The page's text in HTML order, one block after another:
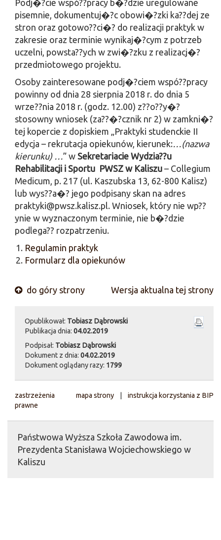
Podj�?cie wspó??pracy b�?dzie uregulowane
pisemnie, dokumentuj�?c obowi�?zki ka??dej ze
stron oraz gotowo??ci�? do realizacji praktyk w
zakresie oraz terminie wynikaj�?cym z potrzeb
uczelni, powsta??ych w zwi�?zku z realizacj�?
przedmiotowego projektu.
Osoby zainteresowane podj�?ciem wspó??pracy
powinny od dnia 28 sierpnia 2018 r. do dnia 5
wrze??nia 2018 r. (godz. 12.00) z??o??y�?
stosowny wniosek (za??�?cznik nr 2) w zamkni�?
tej kopercie z dopiskiem „Praktyki studenckie II
edycja – rekrutacja opiekunów, kierunek:…(nazwa
kierunku) …” w Sekretariacie Wydzia??u
Rehabilitacji i Sportu PWSZ w Kaliszu – Collegium
Medicum, p. 217 (ul. Kaszubska 13, 62-800 Kalisz)
lub wys??a�? jego podpisany skan na adres
praktyki@pwsz.kalisz.pl. Wniosek, który nie wp??
ynie w wyznaczonym terminie, nie b�?dzie
podlega?? rozpatrzeniu.
Regulamin praktyk
Formularz dla opiekunów
Wersja aktualna tej strony
do góry strony
Opublikował: Tobiasz Dąbrowski
Publikacja dnia: 04.02.2019
Podpisał: Tobiasz Dąbrowski
Dokument z dnia: 04.02.2019
Dokument oglądany razy: 1799
mapa strony instrukcja korzystania z BIP
zastrzeżenia
prawne
Państwowa Wyższa Szkoła Zawodowa im.
Prezydenta Stanisława Wojciechowskiego w
Kaliszu